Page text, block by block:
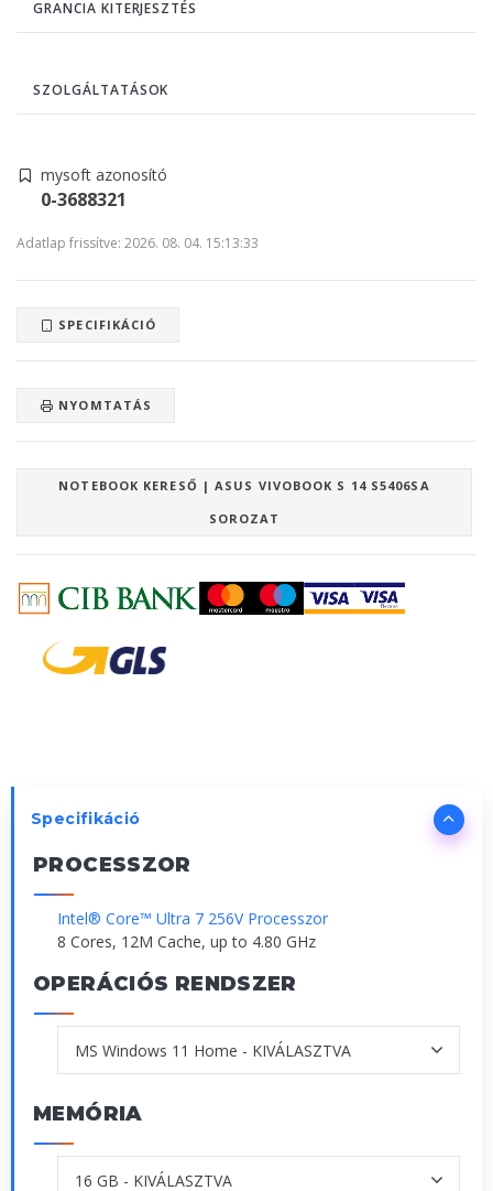
GRANCIA KITERJESZTÉS
SZOLGÁLTATÁSOK
mysoft azonosító
0-3688321
Adatlap frissítve: 2026. 08. 04. 15:13:33
SPECIFIKÁCIÓ
NYOMTATÁS
NOTEBOOK KERESŐ | ASUS VIVOBOOK S 14 S5406SA
SOROZAT
Specifikáció
PROCESSZOR
Intel® Core™ Ultra 7 256V Processzor
8 Cores, 12M Cache, up to 4.80 GHz
OPERÁCIÓS RENDSZER
MEMÓRIA